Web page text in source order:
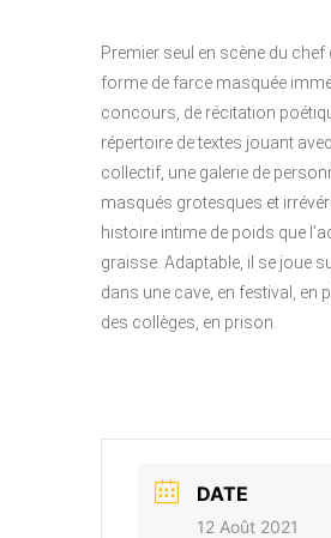
Premier seul en scène du chef
forme de farce masquée
concours, de récitation
répertoire de textes jouant
collectif, une galerie de
masqués grotesques et
histoire intime de poids que
graisse. Adaptable, il se joue
dans une cave, en festival, en
des collèges, en prison.
DATE
12 Août 2021